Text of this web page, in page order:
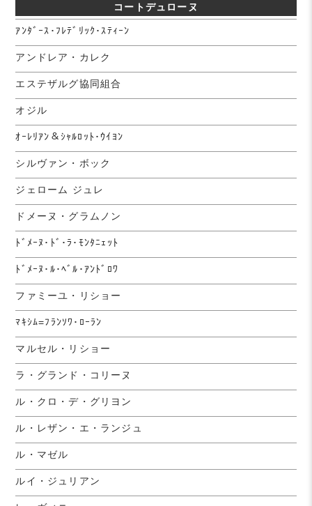
コートデュローヌ
ｱﾝﾀﾞｰｽ･ﾌﾚﾃﾞﾘｯｸ･ｽﾃｨｰﾝ
アンドレア・カレク
エステザルグ協同組合
オジル
ｵｰﾚﾘｱﾝ＆ｼｬﾙﾛｯﾄ･ｳｲﾖﾝ
シルヴァン・ボック
ジェローム ジュレ
ドメーヌ・グラムノン
ﾄﾞﾒｰﾇ･ﾄﾞ･ﾗ･ﾓﾝﾀﾆｪｯﾄ
ﾄﾞﾒｰﾇ･ﾙ･ﾍﾞﾙ･ｱﾝﾄﾞﾛﾜ
ファミーユ・リショー
ﾏｷｼﾑ=ﾌﾗﾝｿﾜ･ﾛｰﾗﾝ
マルセル・リショー
ラ・グランド・コリーヌ
ル・クロ・デ・グリヨン
ル・レザン・エ・ランジュ
ル・マゼル
ルイ・ジュリアン